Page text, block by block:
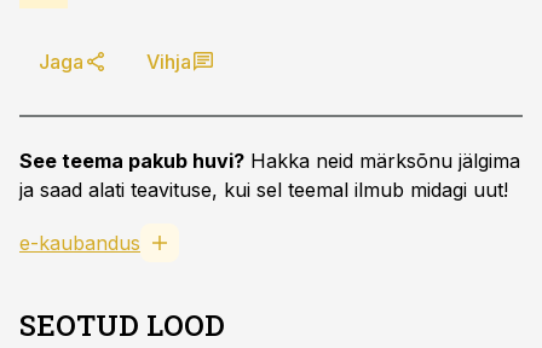
Jaga Vihja
See teema pakub huvi? Hakka neid märksõnu jälgima
ja saad alati teavituse, kui sel teemal ilmub midagi uut!
e-kaubandus
SEOTUD LOOD